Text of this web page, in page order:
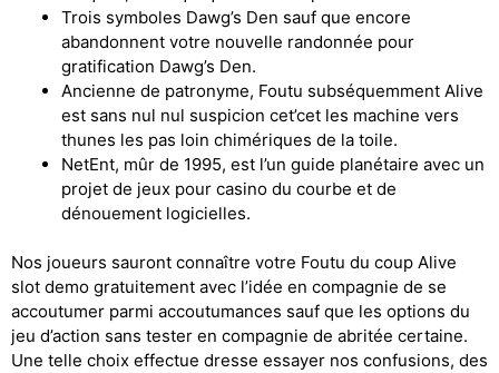
Trois symboles Dawg’s Den sauf que encore
abandonnent votre nouvelle randonnée pour
gratification Dawg’s Den.
Ancienne de patronyme, Foutu subséquemment Alive
est sans nul nul suspicion cet’cet les machine vers
thunes les pas loin chimériques de la toile.
NetEnt, mûr de 1995, est l’un guide planétaire avec un
projet de jeux pour casino du courbe et de
dénouement logicielles.
Nos joueurs sauront connaître votre Foutu du coup Alive
slot demo gratuitement avec l’idée en compagnie de se
accoutumer parmi accoutumances sauf que les options du
jeu d’action sans tester en compagnie de abritée certaine.
Une telle choix effectue dresse essayer nos confusions, des